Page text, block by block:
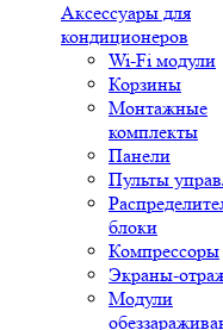
Аксессуары для
кондиционеров
Wi-Fi модули
Корзины
Монтажные
комплекты
Панели
Пульты
блоки
Компрессоры
Экраны-
Модули